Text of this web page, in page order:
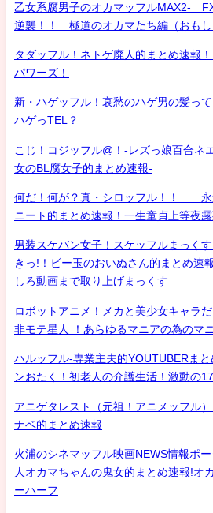
乙女系腐男子のオカマッフルMAX2-
逆襲！！ 極道のオカマたち編（おもし
タダッフル！ネトゲ廃人的まとめ速報
パワーズ！
新・ハゲッフル！哀愁のハゲ男の髪っ
ハゲっTEL？
こじ！コジッフル@！-レズっ娘百合ネ
女のBL腐女子的まとめ速報-
何だ！何が？真・シロッフル！！
ニート的まとめ速報！一生童貞上等夜露
男装スケバン女子！スケッフルまっく
きっ!！ビー玉のおいぬさん的まとめ
しろ動画まで取り上げまっくす
ロボットアニメ！メカと美少女キャラ
非モテ星人 ！あらゆるマニアの為のマ
ハルッフル-専業主夫的YOUTUBERま
ンおたく！初老人の介護生活！激動の
アニゲタレスト（元祖！アニメッフル
ナベ的まとめ速報
火浦のシネマッフル映画NEWS情報ポ
人オカマちゃんの鬼女的まとめ速報!オ
ーハーフ